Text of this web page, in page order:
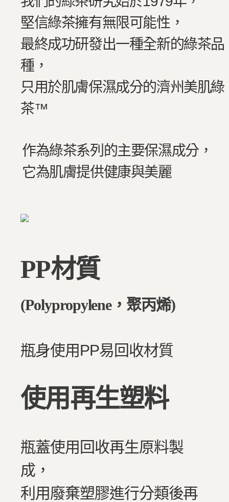
堅信綠茶擁有無限可能性，
最終成功研發出一種全新的綠茶品
種，
只用於肌膚保濕成分的濟州美肌綠
茶™
作為綠茶系列的主要保濕成分，
它為肌膚提供健康與美麗
PP材質
(Polypropylene，聚丙烯)
瓶身使用PP易回收材質
使用再生塑料
瓶蓋使用回收再生原料製
成，
利用廢棄塑膠進行分類後再